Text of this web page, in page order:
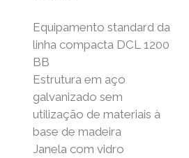
Equipamento standard da
linha compacta DCL 1200
BB
Estrutura em aço
galvanizado sem
utilização de materiais à
base de madeira
Janela com vidro